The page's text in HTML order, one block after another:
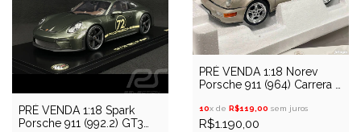
PRÉ VENDA 1:18 Spark
Porsche 911 (992.2) GT3
PRÉ VENDA 1:18 Norev
Porsche 911 (964) Carrera 2
10x de R$119,00 sem juros
R$1.190,00